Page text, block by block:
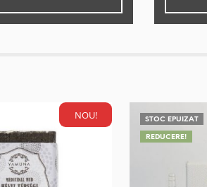
NOU! STOC EPUIZAT
REDUCERE!